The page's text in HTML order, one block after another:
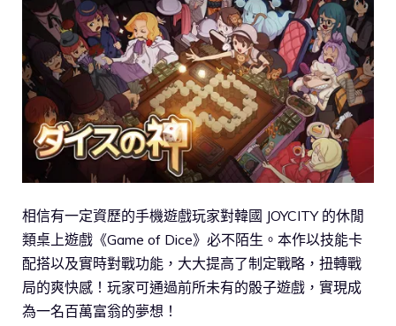
相信有一定資歷的手機遊戲玩家對韓國 JOYCITY 的休閒
類桌上遊戲《Game of Dice》必不陌生。本作以技能卡
配搭以及實時對戰功能，大大提高了制定戰略，扭轉戰
局的爽快感！玩家可通過前所未有的骰子遊戲，實現成
為一名百萬富翁的夢想！